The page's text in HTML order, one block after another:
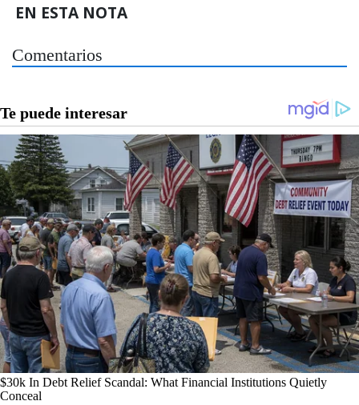
EN ESTA NOTA
Comentarios